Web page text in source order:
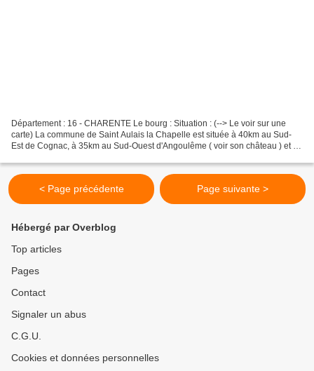
Département : 16 - CHARENTE Le bourg : Situation : (--> Le voir sur une
carte) La commune de Saint Aulais la Chapelle est située à 40km au Sud-
Est de Cognac, à 35km au Sud-Ouest d'Angoulême ( voir son château ) et à
< Page précédente Page suivante >
Hébergé par Overblog
Top articles
Pages
Contact
Signaler un abus
C.G.U.
Cookies et données personnelles